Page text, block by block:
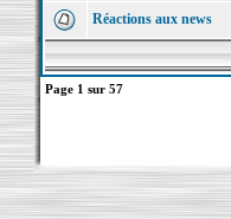
Réactions aux news
Page 1 sur 57